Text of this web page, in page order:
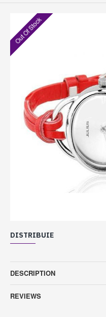
Out Of Stock
DISTRIBUIE
DESCRIPTION
REVIEWS